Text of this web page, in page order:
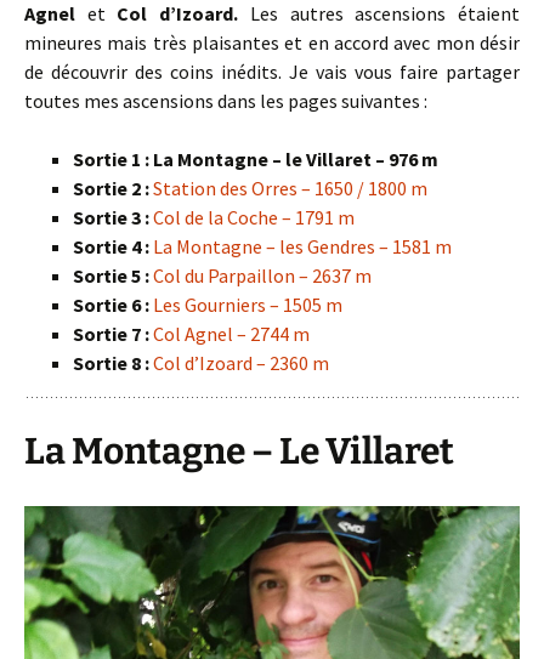
Agnel et Col d’Izoard. Les autres ascensions étaient
mineures mais très plaisantes et en accord avec mon désir
de découvrir des coins inédits. Je vais vous faire partager
toutes mes ascensions dans les pages suivantes :
Sortie 1 : La Montagne – le Villaret – 976 m
Sortie 2 :Station des Orres – 1650 / 1800 m
Sortie 3 :Col de la Coche – 1791 m
Sortie 4 : La Montagne – les Gendres – 1581 m
Sortie 5 :Col du Parpaillon – 2637 m
Sortie 6 : Les Gourniers – 1505 m
Sortie 7 :Col Agnel – 2744 m
Sortie 8 :Col d’Izoard – 2360 m
La Montagne – Le Villaret